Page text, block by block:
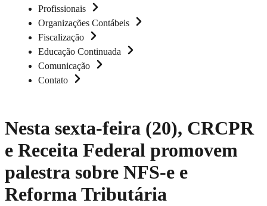
Profissionais
Organizações Contábeis
Fiscalização
Educação Continuada
Comunicação
Contato
Nesta sexta-feira (20), CRCPR
e Receita Federal promovem
palestra sobre NFS-e e
Reforma Tributária